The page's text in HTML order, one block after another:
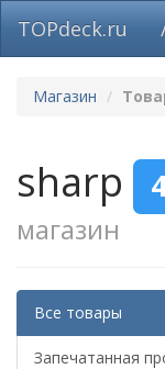
TOPdeck.ru
Магазин
sharp
магазин
Все товары
Запечатанная